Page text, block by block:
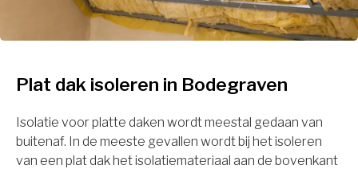
Plat dak isoleren in Bodegraven
Isolatie voor platte daken wordt meestal gedaan van
buitenaf. In de meeste gevallen wordt bij het isoleren
van een plat dak het isolatiemateriaal aan de bovenkant